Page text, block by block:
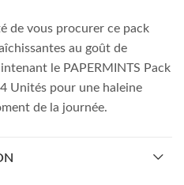
de vous procurer ce pack
au goût de
le PAPERMINTS Pack
Unités pour une haleine
de la journée.